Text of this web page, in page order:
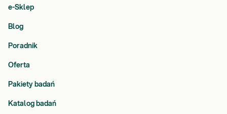
e-Sklep
Blog
Poradnik
Oferta
Pakiety badań
Katalog badań